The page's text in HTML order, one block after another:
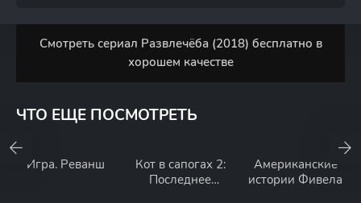
Смотреть сериал Развлечёба (2018) бесплатно в
хорошем качестве
ЧТО ЕЩЕ ПОСМОТРЕТЬ
Игра. Реванш
Кот в сапогах 2:
Последнее
Американские
истории Фивела